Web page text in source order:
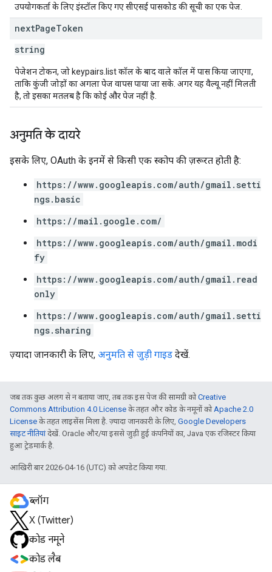
उपयोगकर्ता के लिए इंस्टॉल किए गए सीएसई पासकोड की सूची का एक पेज.
nextPageToken
string
पेजेशन टोकन, जो keypairs.list कॉल के बाद वाले कॉल में पास किया जाएगा,
ताकि कुंजी जोड़ों का अगला पेज वापस पाया जा सके. अगर यह वैल्यू नहीं मिलती
है, तो इसका मतलब है कि कोई और पेज नहीं है.
अनुमति के दायरे
इसके लिए, OAuth के इनमें से किसी एक स्कोप की ज़रूरत होती है:
https://www.googleapis.com/auth/gmail.setti
ngs.basic
https://mail.google.com/
https://www.googleapis.com/auth/gmail.modi
fy
https://www.googleapis.com/auth/gmail.read
only
https://www.googleapis.com/auth/gmail.setti
ngs.sharing
ज़्यादा जानकारी के लिए, अनुमति से जुड़ी गाइड देखें.
जब तक कुछ अलग से न बताया जाए, तब तक इस पेज की सामग्री कोCreative
Commons Attribution 4.0 License के तहत और कोड के नमूनों कोApache 2.0
License के तहत लाइसेंस मिला है. ज़्यादा जानकारी के लिए, Google Developers
साइट नीतियांदेखें. Oracle और/या इससे जुड़ी हुई कंपनियों का, Java एक रजिस्टर किया
हुआ ट्रेडमार्क है.
आखिरी बार 2026-04-16 (UTC) को अपडेट किया गया.
ब्लॉग
X (Twitter)
कोड नमूने
कोड लैब